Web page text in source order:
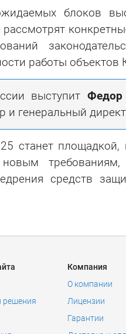
блоков
рассмотрят
работы объектов
выступит Федор
и генеральный
станет площадкой,
средств
решения
Компания
О компании
Лицензии
Гарантии